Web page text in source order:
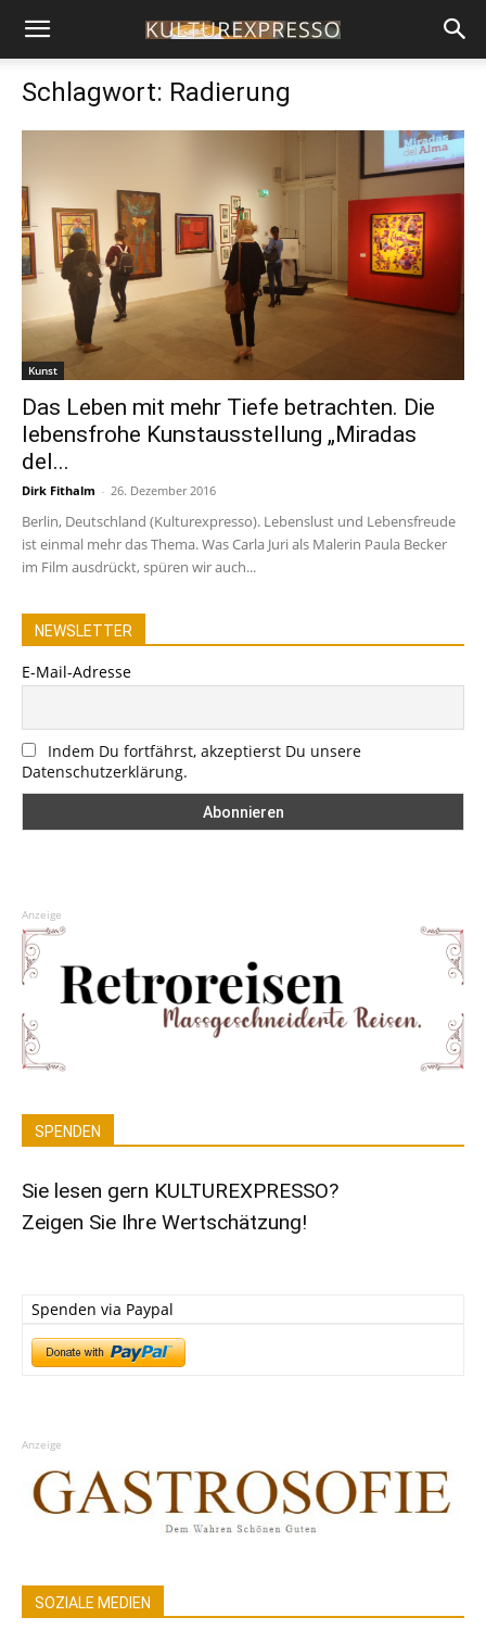
Schlagwort: Radierung
Kunst
Das Leben mit mehr Tiefe betrachten. Die
lebensfrohe Kunstausstellung „Miradas
del...
Dirk Fithalm - 26. Dezember 2016
Berlin, Deutschland (Kulturexpresso). Lebenslust und Lebensfreude
ist einmal mehr das Thema. Was Carla Juri als Malerin Paula Becker
im Film ausdrückt, spüren wir auch...
NEWSLETTER
E-Mail-Adresse
Indem Du fortfährst, akzeptierst Du unsere
Datenschutzerklärung.
Anzeige
SPENDEN
Sie lesen gern KULTUREXPRESSO?
Zeigen Sie Ihre Wertschätzung!
Spenden via Paypal
Anzeige
SOZIALE MEDIEN